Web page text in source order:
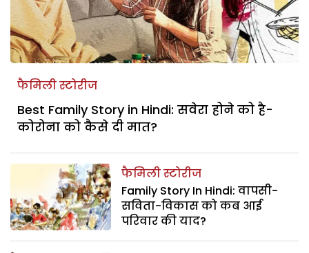
फैमिली स्टोरीज
Best Family Story in Hindi: सवेरा होने को है-
कोरोना को कैसे दी मात?
फैमिली स्टोरीज
Family Story In Hindi: वापसी-
सविता-विकास को कब आई
परिवार की याद?